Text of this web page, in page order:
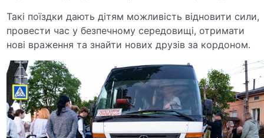
Такі поїздки дають дітям можливість відновити сили,
провести час у безпечному середовищі, отримати
нові враження та знайти нових друзів за кордоном.